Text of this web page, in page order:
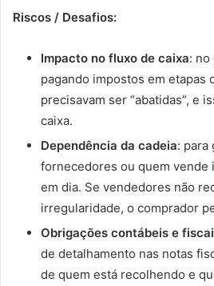
Riscos / Desafios:
Impacto no fluxo de caixa: no
pagando impostos em etapas
precisavam ser “abatidas”, e
caixa.
Dependência da cadeia: para
fornecedores ou quem vende
em dia. Se vendedores não
irregularidade, o comprador
Obrigações contábeis e
de detalhamento nas notas
de quem está recolhendo e